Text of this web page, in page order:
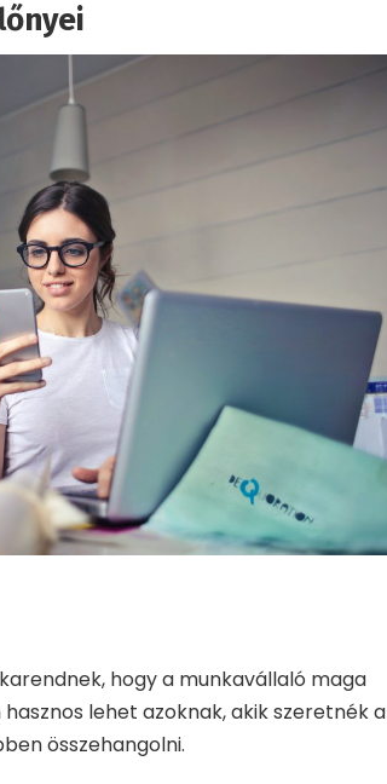
hogy a munkavállaló maga
lehet azoknak, akik szeretnék a
összehangolni.